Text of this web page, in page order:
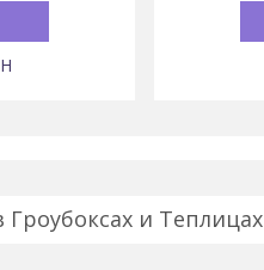
и Теплицах